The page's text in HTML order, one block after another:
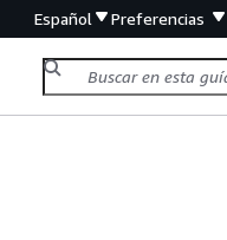
Español Preferencias